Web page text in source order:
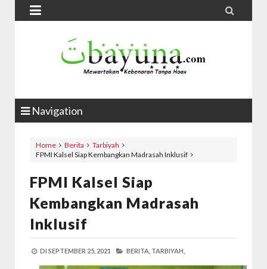
 
Navigation
Home Berita
Tarbiyah
FPMI Kalsel Siap Kembangkan Madrasah Inklusif
FPMI Kalsel Siap
Kembangkan Madrasah
Inklusif
DI SEPTEMBER 25, 2021 BERITA, TARBIYAH,